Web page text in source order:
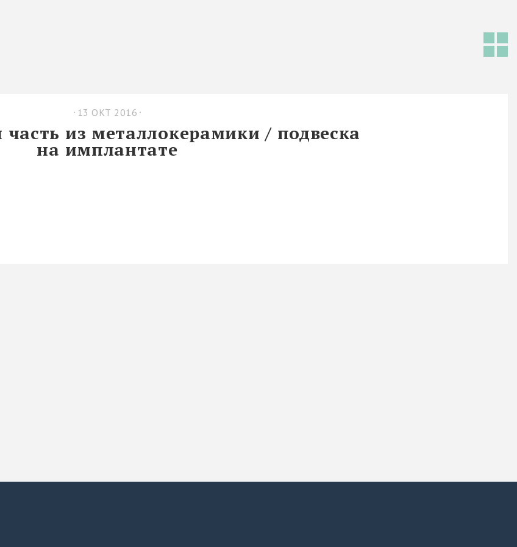
13 ОКТ 2016
из металлокерамики / подвеска
на имплантате